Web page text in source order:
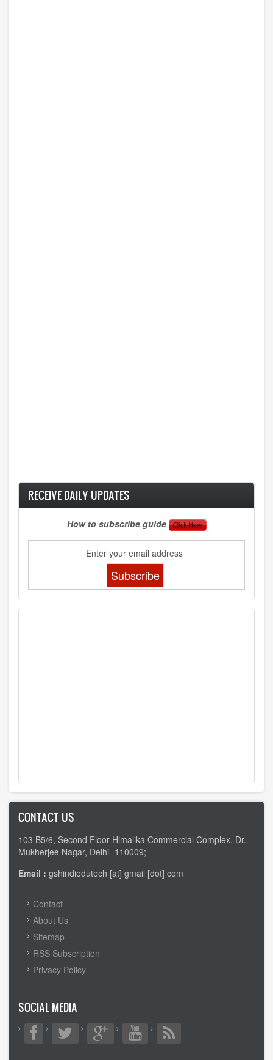
RECEIVE DAILY UPDATES
How to subscribe guide
CONTACT US
103 B5/6, Second Floor Himalika Commercial Complex, Dr.
Mukherjee Nagar, Delhi -110009;
Email : gshindiedutech [at] gmail [dot] com
FOOTER
MENU
Contact
About Us
Sitemap
RSS Subscription
Privacy Policy
SOCIAL MEDIA